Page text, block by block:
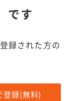
です
録された方の
登録(無料)